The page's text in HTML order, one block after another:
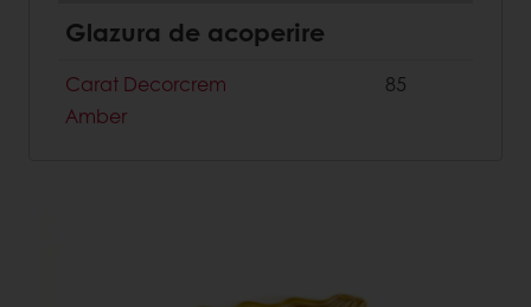
Glazura de acoperire
Carat Decorcrem
Amber
85